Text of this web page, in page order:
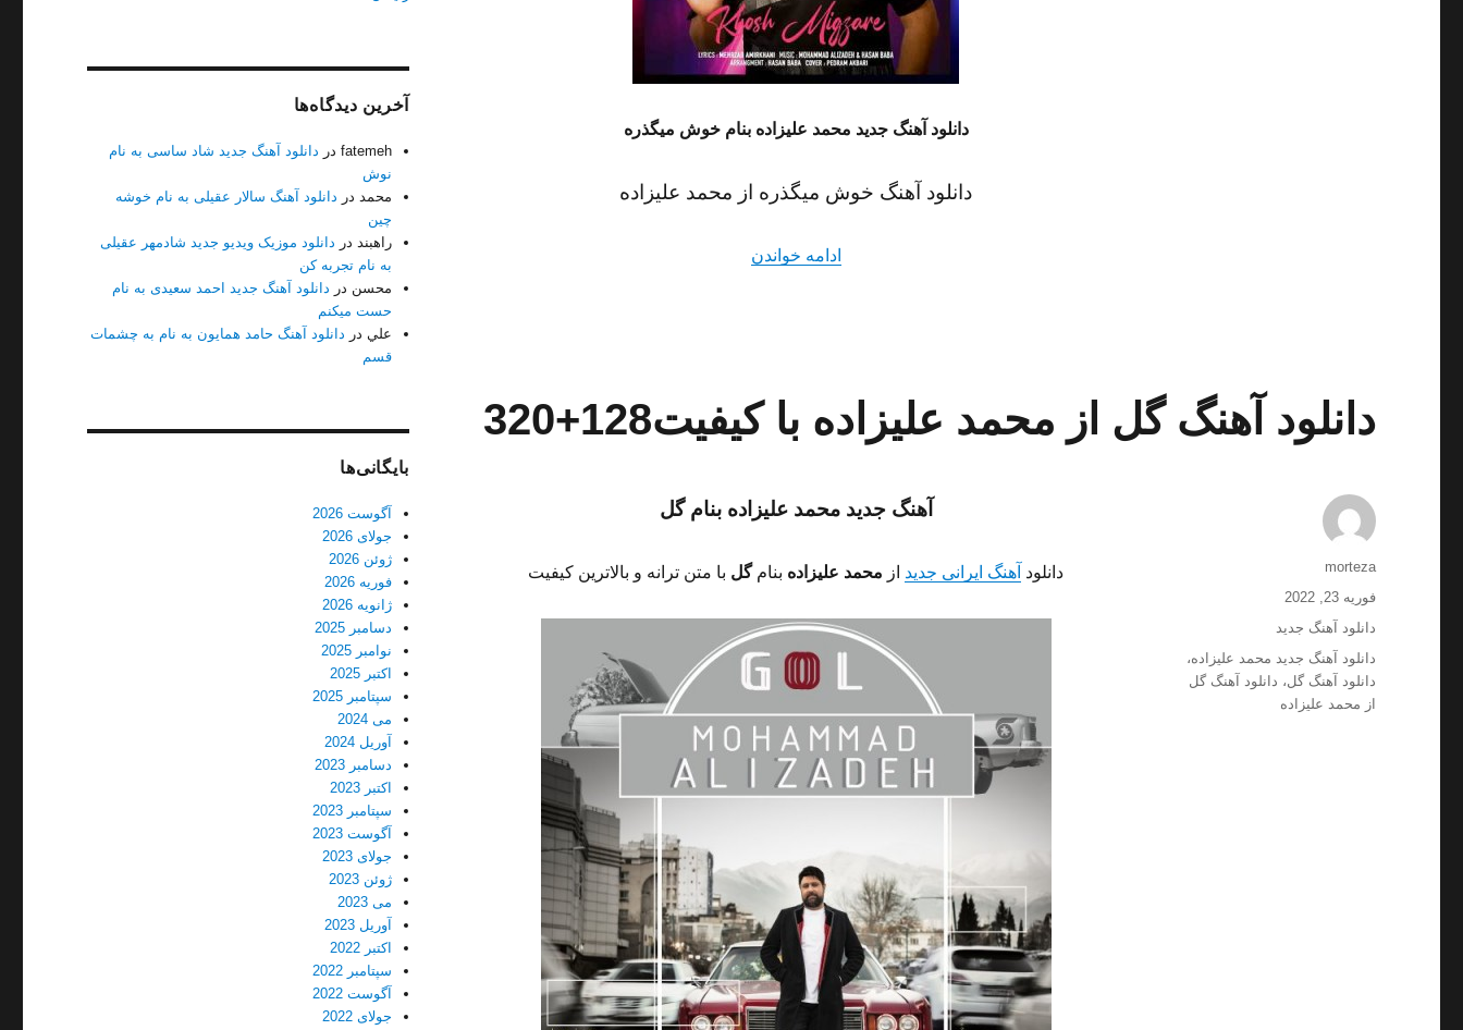
دانلود آهنگ جدید محمد علیزاده بنام خوش میگذره
دانلود آهنگ خوش میگذره از محمد علیزاده
ادامه خواندن
دانلود آهنگ گل از محمد علیزاده با کیفیت128+320
آهنگ جدید محمد علیزادهبنام گل
دانلود آهنگ ایرانی جدید از محمد علیزاده بنامگل با متن ترانه و بالاترین کیفیت نویسنده
morteza
ارسال
شده
فوریه 23, 2022
دسته‌ها
دانلود آهنگ جدید
برچسب‌ها
دانلود آهنگ جدید محمد علیزاده،
دانلود آهنگ گل، دانلود آهنگ گل
از محمد علیزاده
آخرین دیدگاه‌ها
fatemeh در دانلود آهنگ جدید شاد ساسی به نام
نوش
محمد در دانلود آهنگ سالار عقیلی به نام خوشه
چین
راهبند در دانلود موزیک ویدیو جدید شادمهر عقیلی
به نام تجربه کن
محسن در دانلود آهنگ جدید احمد سعیدی به نام
حست میکنم
علي در دانلود آهنگ حامد همایون به نام به چشمات
قسم
بایگانی‌ها
آگوست 2026
جولای 2026
ژوئن 2026
فوریه 2026
ژانویه 2026
دسامبر 2025
نوامبر 2025
اکتبر 2025
سپتامبر 2025
می 2024
آوریل 2024
دسامبر 2023
اکتبر 2023
سپتامبر 2023
آگوست 2023
جولای 2023
ژوئن 2023
می 2023
آوریل 2023
اکتبر 2022
سپتامبر 2022
آگوست 2022
جولای 2022